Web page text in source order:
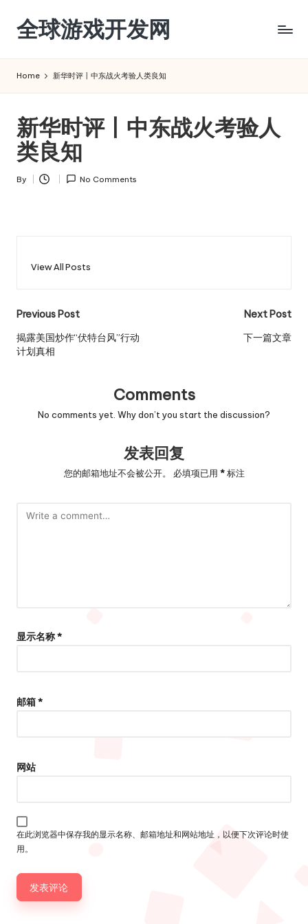
Skip
content
全球游戏开发网
Home 新华时评丨中东战火考验人类良知
新华时评丨中东战火考验人
类良知
Posted
By No Comments
View All Posts
Post
navigation
Previous Post
揭露美国炒作“伏特台风”行动
计划真相
Next Post
下一篇文章
Comments
No comments yet. Why don’t you start the discussion?
发表回复
您的邮箱地址不会被公开。 必填项已用 *标注
显示名称*
邮箱*
网站
在此浏览器中保存我的显示名称、邮箱地址和网站地址，以便下次评论时使
用。